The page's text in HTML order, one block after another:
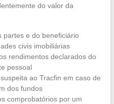
do valor da
partes e do beneficiário
civis imobiliárias
rendimentos declarados do
pessoal
ao Tracfin em caso de
dos fundos
comprobatórios por um